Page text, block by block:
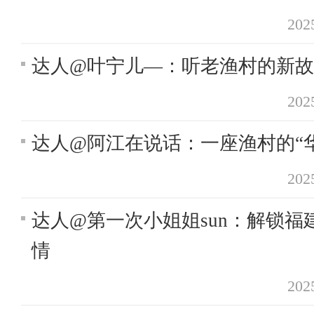
达人@叶宁儿—：听老渔村的新
达人@阿江在说话：一座渔村的“
达人@第一次小姐姐sun：解锁福
情